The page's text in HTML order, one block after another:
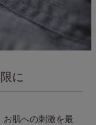
に
お肌への刺激を最